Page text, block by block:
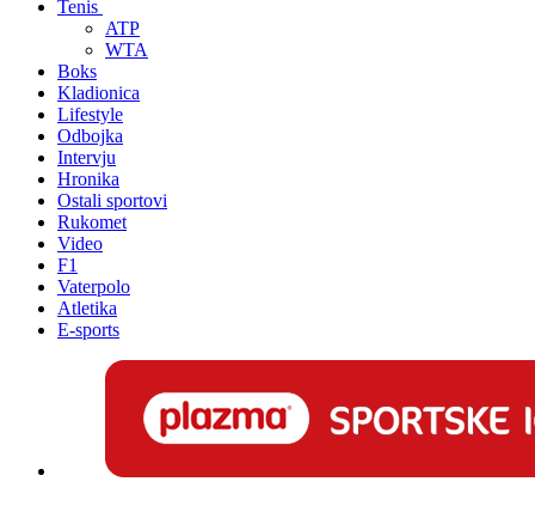
Tenis
ATP
WTA
Boks
Kladionica
Lifestyle
Odbojka
Intervju
Hronika
Ostali sportovi
Rukomet
Video
F1
Vaterpolo
Atletika
E-sports